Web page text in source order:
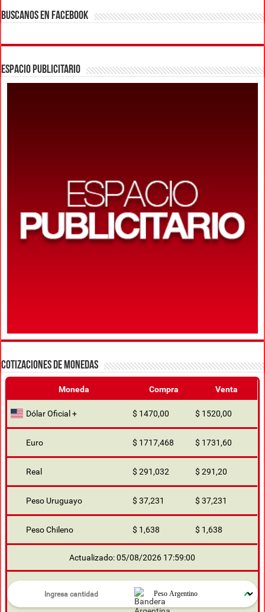
BUSCANOS EN FACEBOOK
ESPACIO PUBLICITARIO
COTIZACIONES DE MONEDAS
Moneda Compra Venta
Dólar Oficial + $ 1470,00 $ 1520,00
Euro $ 1717,468 $ 1731,60
Real $ 291,032 $ 291,20
Peso Uruguayo $ 37,231 $ 37,231
Peso Chileno $ 1,638 $ 1,638
Actualizado: 05/08/2026 17:59:00